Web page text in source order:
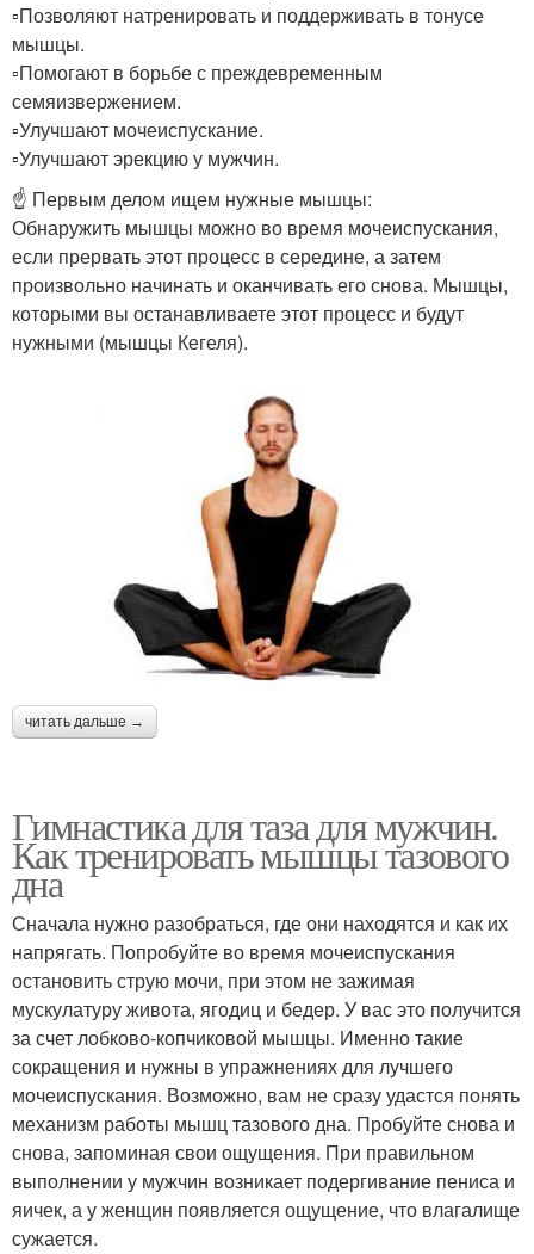
▫️Позволяют натренировать и поддерживать в тонусе
мышцы.
▫️Помогают в борьбе с преждевременным
семяизвержением.
▫️Улучшают мочеиспускание.
▫️Улучшают эрекцию у мужчин.
☝ Первым делом ищем нужные мышцы:
Обнаружить мышцы можно во время мочеиспускания,
если прервать этот процесс в середине, а затем
произвольно начинать и оканчивать его снова. Мышцы,
которыми вы останавливаете этот процесс и будут
нужными (мышцы Кегеля).
читать дальше →
Гимнастика для таза для мужчин.
Как тренировать мышцы тазового
дна
Сначала нужно разобраться, где они находятся и как их
напрягать. Попробуйте во время мочеиспускания
остановить струю мочи, при этом не зажимая
мускулатуру живота, ягодиц и бедер. У вас это получится
за счет лобково-копчиковой мышцы. Именно такие
сокращения и нужны в упражнениях для лучшего
мочеиспускания. Возможно, вам не сразу удастся понять
механизм работы мышц тазового дна. Пробуйте снова и
снова, запоминая свои ощущения. При правильном
выполнении у мужчин возникает подергивание пениса и
яичек, а у женщин появляется ощущение, что влагалище
сужается.